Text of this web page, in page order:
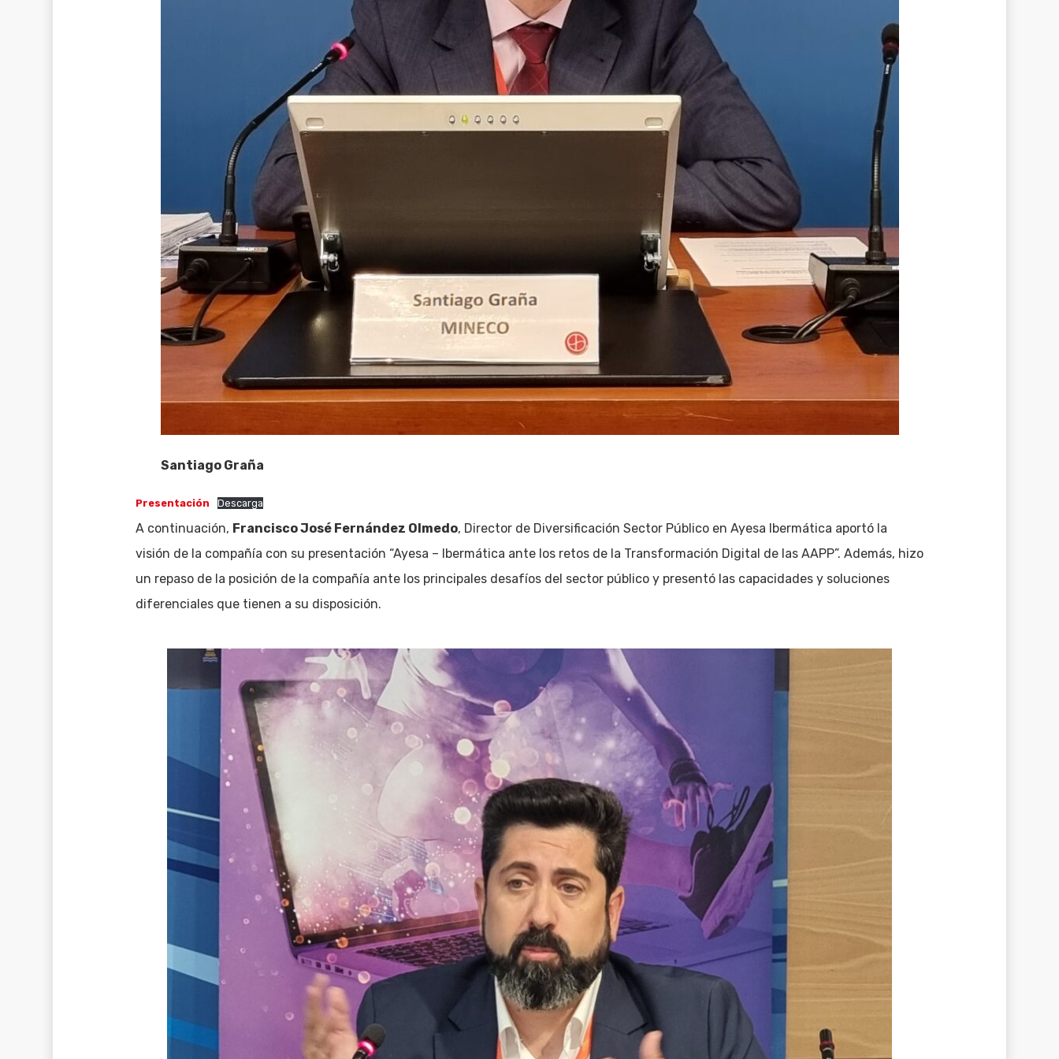
Santiago Graña
Presentación Descarga
A continuación, Francisco José Fernández Olmedo, Director de Diversificación Sector Público en Ayesa Ibermática aportó la
visión de la compañía con su presentación “Ayesa – Ibermática ante los retos de la Transformación Digital de las AAPP”. Además, hizo
un repaso de la posición de la compañía ante los principales desafíos del sector público y presentó las capacidades y soluciones
diferenciales que tienen a su disposición.